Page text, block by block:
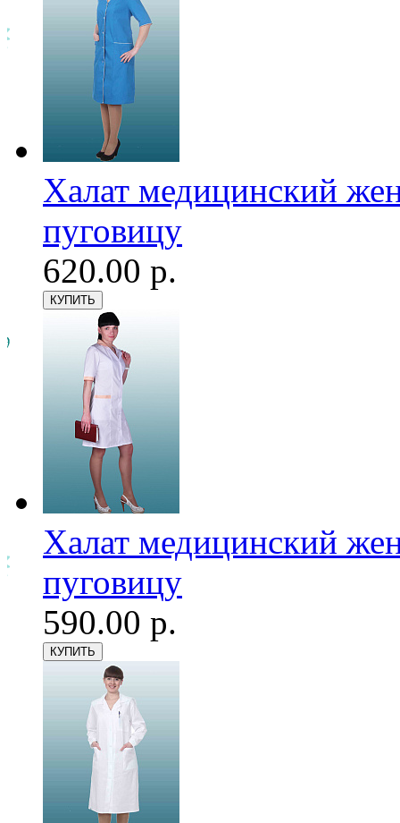
Халат медицинский
пуговицу
620.00 р.
Халат медицинский
пуговицу
590.00 р.